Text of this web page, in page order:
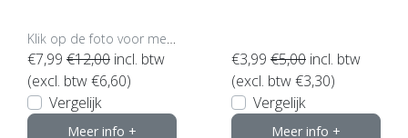
kleuren)
€7,99 €12,00 incl. btw
(excl. btw €6,60)
Vergelijk
Meer info +
€3,99 €5,00 incl. btw
(excl. btw €3,30)
Vergelijk
Meer info +